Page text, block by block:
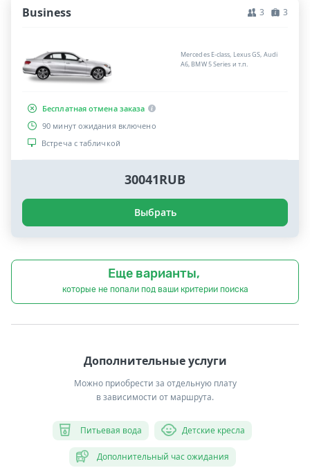
Business 3 3
Mercedes E-class, Lexus GS, Audi
A6, BMW 5 Series и т.п.
Бесплатная отмена заказа
90 минут ожидания включено
Встреча с табличкой
30041RUB
Выбрать
Еще варианты,
которые не попали под ваши критерии поиска
Дополнительные услуги
Можно приобрести за отдельную плату
в зависимости от маршрута.
Питьевая вода Детские кресла
Дополнительный час ожидания